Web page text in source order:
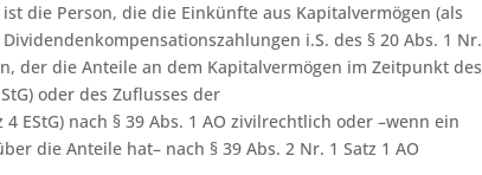
die Person, die die Einkünfte aus Kapitalvermögen (als
i.S. des § 20 Abs. 1 Nr.
der die Anteile an dem Kapitalvermögen im Zeitpunkt des
oder des Zuflusses der
EStG) nach § 39 Abs. 1 AO zivilrechtlich oder –wenn ein
die Anteile hat– nach § 39 Abs. 2 Nr. 1 Satz 1 AO